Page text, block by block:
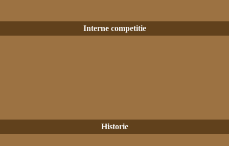
Interne competitie
Historie